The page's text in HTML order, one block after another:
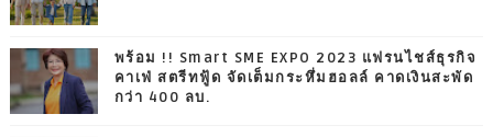
พร้อม !! Smart SME EXPO 2023 แฟรนไชส์ธุรกิจ
คาเฟ่ สตรีทฟู้ด จัดเต็มกระหึ่มฮอลล์ คาดเงินสะพัด
กว่า 400 ลบ.